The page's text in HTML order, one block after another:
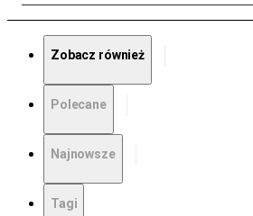
Zobacz również
Polecane
Najnowsze
Tagi